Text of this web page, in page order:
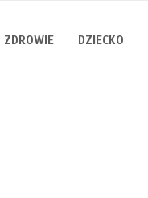
ZDROWIE DZIECKO